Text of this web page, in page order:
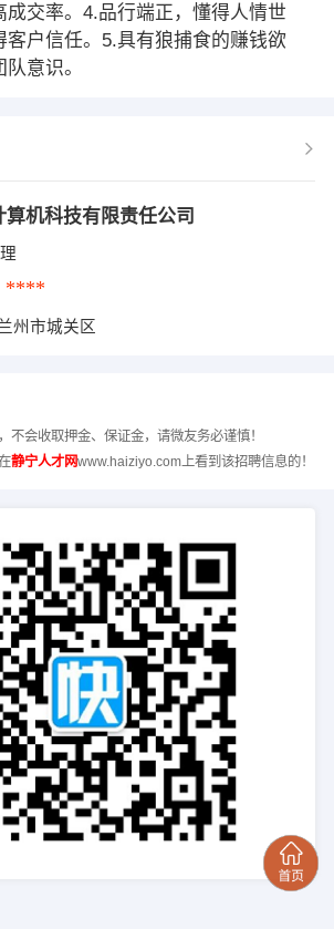
成交率。4.品行端正，懂得人情世
客户信任。5.具有狼捕食的赚钱欲
意识。
算机科技有限责任公司
****
州市城关区
不会收取押金、保证金，请微友务必谨慎！
静宁人才网www.haiziyo.com上看到该招聘信息的！